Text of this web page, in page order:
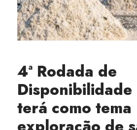
4ª Rodada de
terá como tema